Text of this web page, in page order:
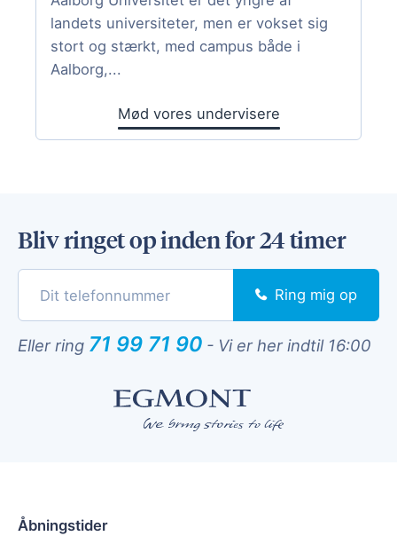
landets universiteter, men er vokset sig
stort og stærkt, med campus både i
Aalborg,...
Mød vores undervisere
Bliv ringet op inden for 24 timer
Ring mig op
Eller ring 71 99 71 90 - Vi er her indtil 16:00
Åbningstider